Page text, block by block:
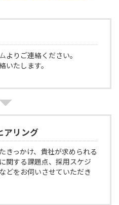
よりご連絡ください。
いたします。
アリング
きっかけ、貴社が求められる
関する課題点、採用スケジ
どをお伺いさせていただき